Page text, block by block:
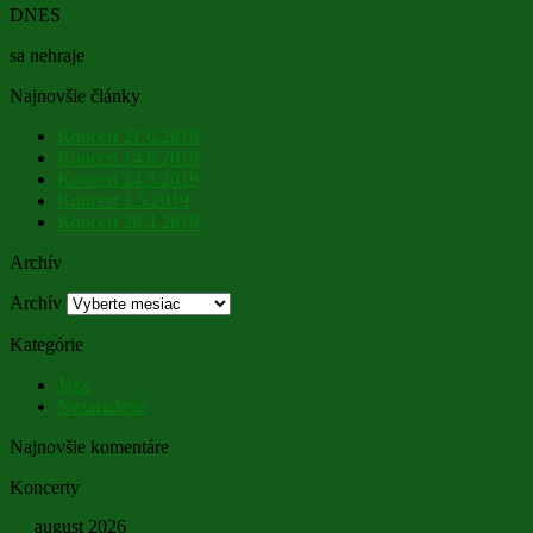
DNES
sa nehraje
Najnovšie články
Koncert 21.6.2019
Koncert 14.6.2019
Koncert 24.5.2019
Koncert 3.5.2019
Koncert 20.4.2019
Archív
Archív
Kategórie
Jazz
Nezaradené
Najnovšie komentáre
Koncerty
august 2026